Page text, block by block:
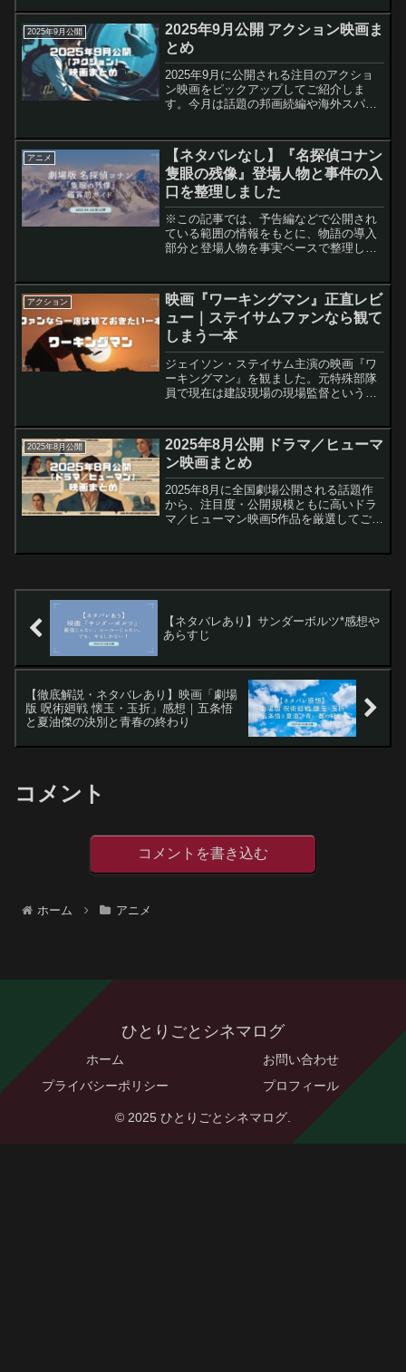
で生き抜いた一人の男・喜久雄の50年を
描く感動作です。...
2025年9月公開
2025年9月公開 アクション映画ま
とめ
2025年9月に公開される注目のアクショ
ン映画をピックアップしてご紹介しま
す。今月は話題の邦画続編や海外スパイ
をチェックしてみてください。沈黙の艦
隊 北極海大海戦公開日...
アニメ
【ネタバレなし】『名探偵コナン
隻眼の残像』登場人物と事件の入
口を整理しました
※この記事では、予告編などで公開され
ている範囲の情報をもとに、物語の導入
部分と登場人物を事実ベースで整理して
を毎年楽しみにしているファンも、今回
初めて観る人も──。第2...
アクション
映画『ワーキングマン』正直レビ
ュー｜ステイサムファンなら観て
しまう一本
ジェイソン・ステイサム主演の映画『ワ
ーキングマン』を観ました。元特殊部隊
員で現在は建設現場の現場監督という、
を守るために立ち上がるアクション映画
です。正直に言うと、映画...
2025年8月公開
2025年8月公開 ドラマ／ヒューマ
ン映画まとめ
2025年8月に全国劇場公開される話題作
から、注目度・公開規模ともに高いドラ
マ／ヒューマン映画5作品を厳選してご紹
【ネタバレあり】サンダーボルツ*感想や
あらすじ
【徹底解説・ネタバレあり】映画「劇場
版 呪術廻戦 懐玉・玉折」感想｜五条悟
と夏油傑の決別と青春の終わり
コメント
コメントを書き込む
ホーム アニメ
ひとりごとシネマログ
ホーム
お問い合わせ
プライバシーポリシー
プロフィール
© 2025 ひとりごとシネマログ.